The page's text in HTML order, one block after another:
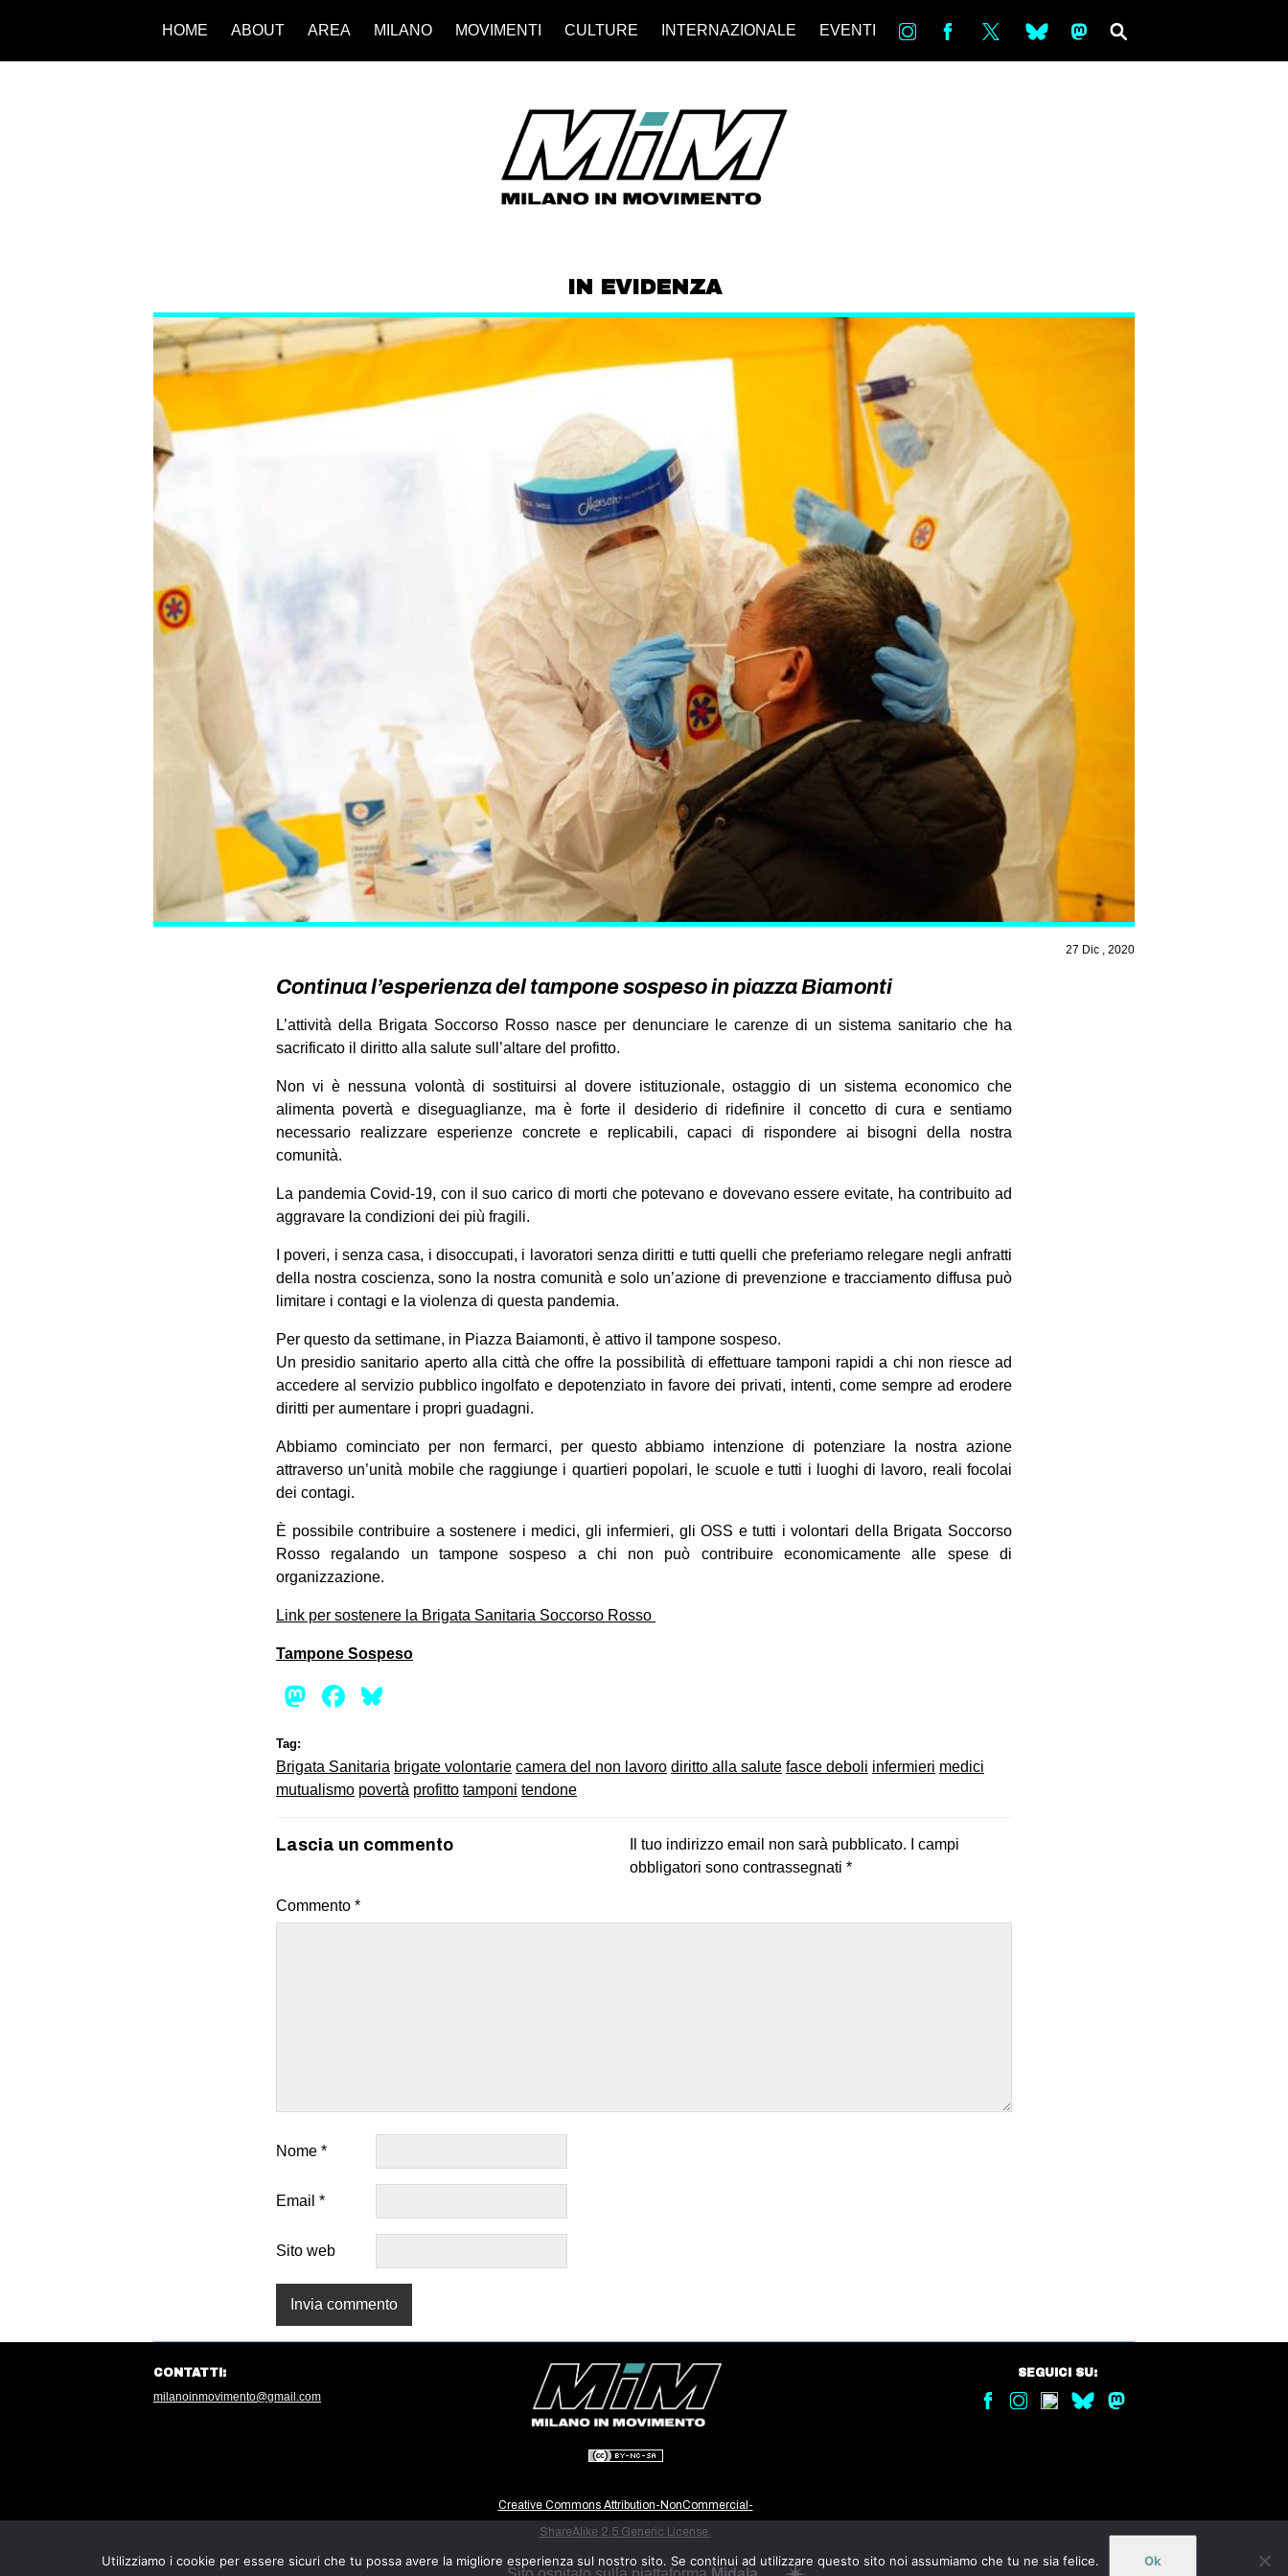
HOME ABOUT AREA MILANO MOVIMENTI CULTURE INTERNAZIONALE EVENTI in bsky ms
IN EVIDENZA
27 Dic , 2020
Continua l’esperienza del tampone sospeso in piazza Biamonti
L’attività della Brigata Soccorso Rosso nasce per denunciare le carenze di un sistema sanitario che ha
sacrificato il diritto alla salute sull’altare del profitto.
Non vi è nessuna volontà di sostituirsi al dovere istituzionale, ostaggio di un sistema economico che
alimenta povertà e diseguaglianze, ma è forte il desiderio di ridefinire il concetto di cura e sentiamo
necessario realizzare esperienze concrete e replicabili, capaci di rispondere ai bisogni della nostra
comunità.
La pandemia Covid-19, con il suo carico di morti che potevano e dovevano essere evitate, ha contribuito ad
aggravare la condizioni dei più fragili.
I poveri, i senza casa, i disoccupati, i lavoratori senza diritti e tutti quelli che preferiamo relegare negli anfratti
della nostra coscienza, sono la nostra comunità e solo un’azione di prevenzione e tracciamento diffusa può
limitare i contagi e la violenza di questa pandemia.
Per questo da settimane, in Piazza Baiamonti, è attivo il tampone sospeso.
Un presidio sanitario aperto alla città che offre la possibilità di effettuare tamponi rapidi a chi non riesce ad
accedere al servizio pubblico ingolfato e depotenziato in favore dei privati, intenti, come sempre ad erodere
diritti per aumentare i propri guadagni.
Abbiamo cominciato per non fermarci, per questo abbiamo intenzione di potenziare la nostra azione
attraverso un’unità mobile che raggiunge i quartieri popolari, le scuole e tutti i luoghi di lavoro, reali focolai
dei contagi.
È possibile contribuire a sostenere i medici, gli infermieri, gli OSS e tutti i volontari della Brigata Soccorso
Rosso regalando un tampone sospeso a chi non può contribuire economicamente alle spese di
organizzazione.
Link per sostenere la Brigata Sanitaria Soccorso Rosso
Tampone Sospeso
Mastodon
Facebook
Tag:
Brigata Sanitaria brigate volontarie camera del non lavoro diritto alla salute fasce deboli infermieri medici
mutualismo povertà profitto tamponi tendone
Lascia un commento Il tuo indirizzo email non sarà pubblicato.
I campi
obbligatori sono contrassegnati *
Commento *
Nome *
Email *
Sito web
Creative Commons Attribution-NonCommercial-
ShareAlike 2.5 Generic License.
CONTATTI:
milanoinmovimento@gmail.com
SEGUICI SU:
Utilizziamo i cookie per essere sicuri che tu possa avere la migliore esperienza sul nostro sito. Se continui ad utilizzare questo sito noi assumiamo che tu ne sia felice. Ok